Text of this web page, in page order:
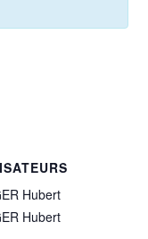
Hubert
Hubert